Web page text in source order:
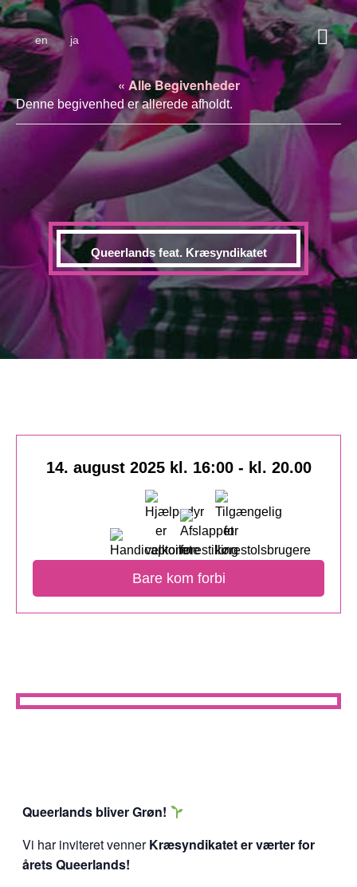
en ja
« Alle Begivenheder
Denne begivenhed er allerede afholdt.
Queerlands feat. Kræsyndikatet
14. august 2025 kl. 16:00- kl. 20.00
Bare kom forbi
Queerlands bliver Grøn!
Vi har inviteret vennerKræsyndikatet er værter for
årets Queerlands!